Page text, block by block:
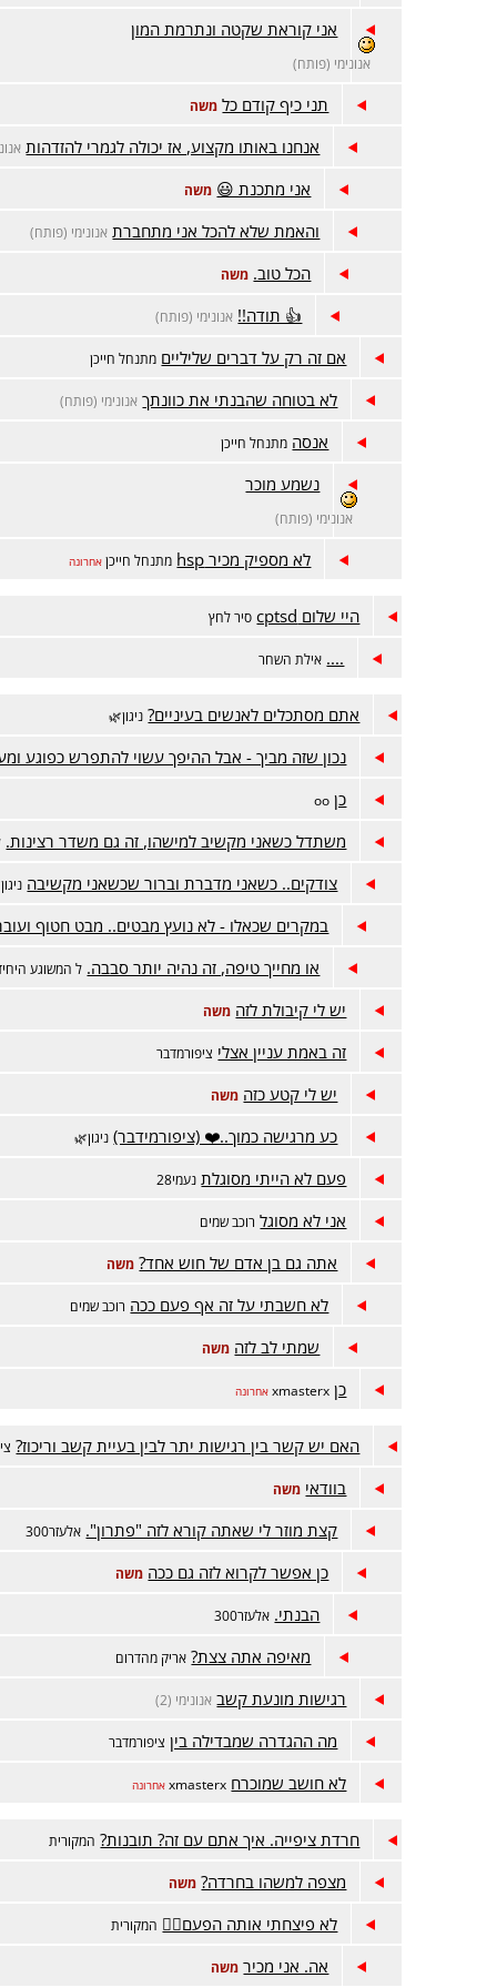
אני קוראת שקטה ונתרמת המון
אנונימי (פותח)
תני כיף קודם כל משה
אנחנו באותו מקצוע, אז יכולה לגמרי להזדהות
אני מתכנת 😃 משה
והאמת שלא להכל אני מתחברת אנונימי (פותח)
הכל טוב. משה
👍 תודה!! אנונימי (פותח)
אם זה רק על דברים שליליים מתנחל חייכן
לא בטוחה שהבנתי את כוונתך אנונימי (פותח)
אנסה מתנחל חייכן
נשמע מוכר
אנונימי (פותח)
לא מספיק מכיר hsp מתנחל חייכן אחרונה
היי שלום cptsd סיר לחץ
.... אילת השחר
אתם מסתכלים לאנשים בעיניים? ניגון🌿
נכון שזה מביך - אבל ההיפך עשוי להתפרש כפוגע
כן oo
משתדל כשאני מקשיב למישהו, זה גם משדר רצינות.
צודקים.. כשאני מדברת וברור שכשאני מקשיבה
במקרים שכאלו - לא נועץ מבטים.. מבט חטוף
או מחייך טיפה, זה נהיה יותר סבבה. ל המשוגע
יש לי קיבולת לזה משה
זה באמת עניין אצלי ציפורמדבר
יש לי קטע כזה משה
כע מרגישה כמוך..❤️ (ציפורמידבר) ניגון🌿
פעם לא הייתי מסוגלת נעמי28
אני לא מסוגל רוכב שמים
אתה גם בן אדם של חוש אחד? משה
לא חשבתי על זה אף פעם ככה רוכב שמים
שמתי לב לזה משה
כן xmasterx אחרונה
האם יש קשר בין רגישות יתר לבין בעיית קשב וריכוז?
בוודאי משה
קצת מוזר לי שאתה קורא לזה "פתרון". אלעזר300
כן אפשר לקרוא לזה גם ככה משה
הבנתי. אלעזר300
מאיפה אתה צצת? אריק מהדרום
רגישות מונעת קשב אנונימי (2)
מה ההגדרה שמבדילה בין ציפורמדבר
לא חושב שמוכרח xmasterx אחרונה
חרדת ציפייה. איך אתם עם זה? תובנות? המקורית
מצפה למשהו בחרדה? משה
לא פיצחתי אותה הפעם😵‍💫 המקורית
אה. אני מכיר משה